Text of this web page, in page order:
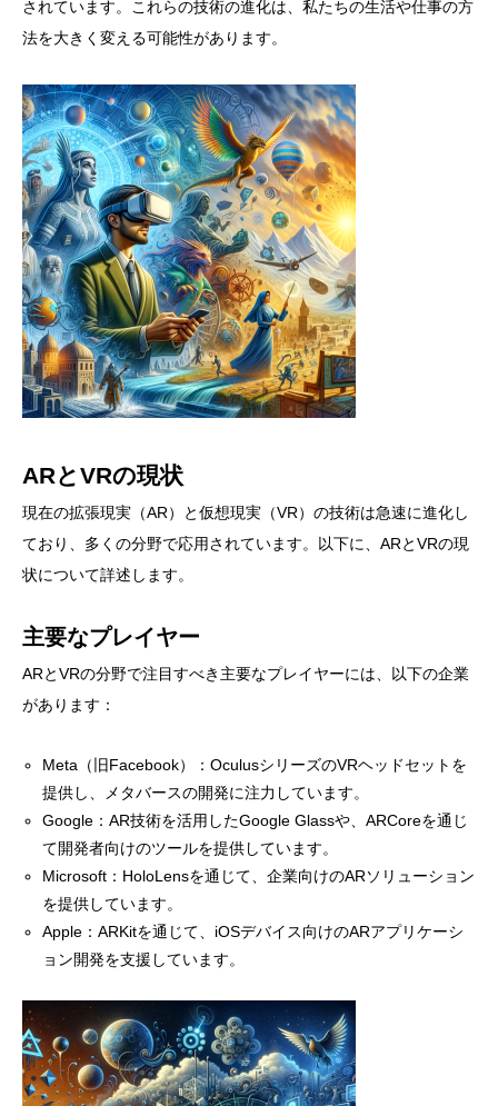
されています。これらの技術の進化は、私たちの生活や仕事の方
法を大きく変える可能性があります。
ARとVRの現状
現在の拡張現実（AR）と仮想現実（VR）の技術は急速に進化し
ており、多くの分野で応用されています。以下に、ARとVRの現
状について詳述します。
主要なプレイヤー
ARとVRの分野で注目すべき主要なプレイヤーには、以下の企業
があります：
Meta（旧Facebook）：OculusシリーズのVRヘッドセットを
提供し、メタバースの開発に注力しています。
Google：AR技術を活用したGoogle Glassや、ARCoreを通じ
て開発者向けのツールを提供しています。
Microsoft：HoloLensを通じて、企業向けのARソリューション
を提供しています。
Apple：ARKitを通じて、iOSデバイス向けのARアプリケーシ
ョン開発を支援しています。